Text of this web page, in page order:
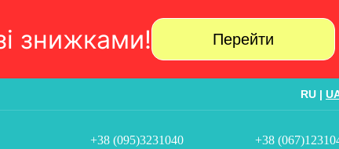
знижками! Перейти
RU |
+38 (095)3231040 +38